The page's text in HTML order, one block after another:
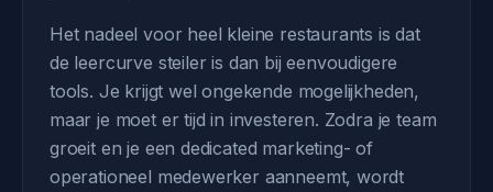
Het nadeel voor heel kleine restaurants is dat
de leercurve steiler is dan bij eenvoudigere
tools. Je krijgt wel ongekende mogelijkheden,
maar je moet er tijd in investeren. Zodra je team
groeit en je een dedicated marketing- of
operationeel medewerker aanneemt, wordt